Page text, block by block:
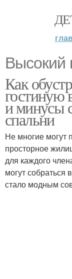
Как
гостиную
и минусы
спальни
Не многие могут
просторное
для каждого
могут собраться
стало модным